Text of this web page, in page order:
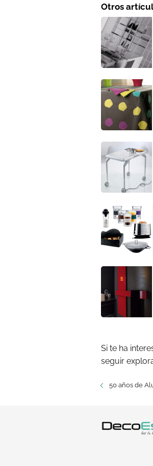
Otros
Si te ha
seguir
50 años de